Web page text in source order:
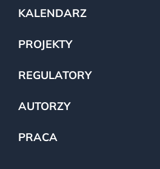
KALENDARZ
PROJEKTY
REGULATORY
AUTORZY
PRACA